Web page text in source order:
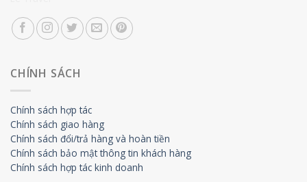
CHÍNH SÁCH
Chính sách hợp tác
Chính sách giao hàng
Chính sách đổi/trả hàng và hoàn tiền
Chính sách bảo mật thông tin khách hàng
Chính sách hợp tác kinh doanh